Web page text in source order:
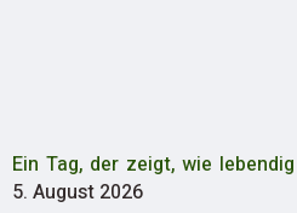
Ein Tag, der zeigt, wie
5. August 2026